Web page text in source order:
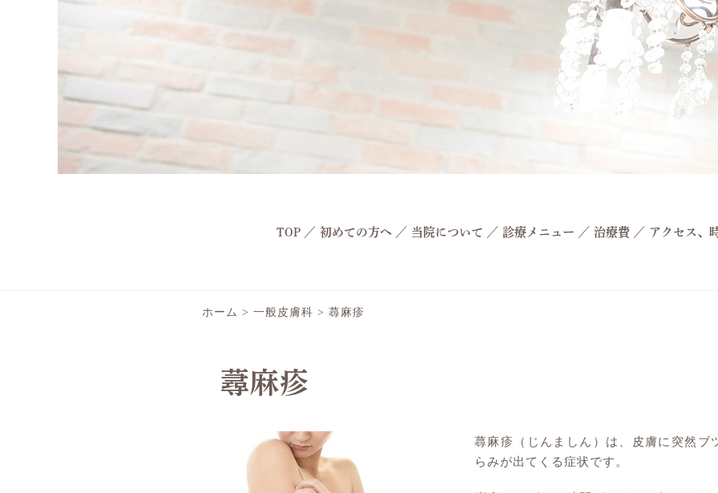
TOP ／ 初めての方へ ／ 当院について ／ 診療メニュー ／ 治療費 ／ アクセス、
ホーム > 一般皮膚科 > 蕁麻疹
蕁麻疹
蕁麻疹（じんましん）は、皮膚に突然ブ
らみが出てくる症状です。